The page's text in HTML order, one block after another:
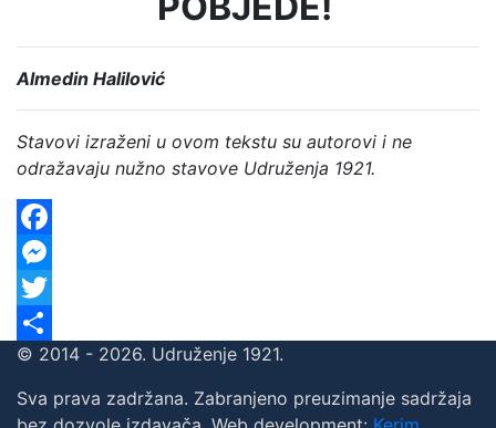
Almedin Halilović
Stavovi izraženi u ovom tekstu su autorovi i ne
odražavaju nužno stavove Udruženja 1921.
Facebook
Messenger
Twitter
Share
© 2014 - 2026. Udruženje 1921.
Sva prava zadržana. Zabranjeno preuzimanje sadržaja